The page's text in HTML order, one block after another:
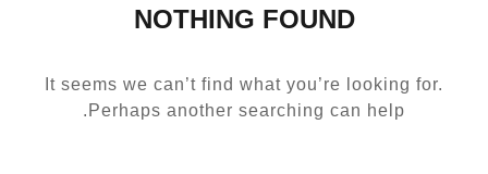
NOTHING FOUND
It seems we can’t find what you’re looking for.
Perhaps another searching can help.